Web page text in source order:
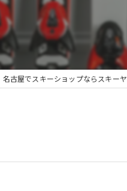
名古屋でスキーショップならスキー